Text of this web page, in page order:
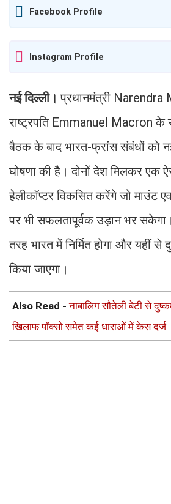
Facebook Profile
Instagram Profile
नई दिल्ली। प्रधानमंत्री
राष्ट्रपति Emmanuel Macron के
बैठक के बाद भारत-फ्रांस संबंधों को
घोषणा की है। दोनों देश मिलकर एक
हेलीकॉप्टर विकसित करेंगे जो माउंट
पर भी सफलतापूर्वक उड़ान भर
तरह भारत में निर्मित होगा और यहीं से
किया जाएगा।
Also Read -नाबालिग सौतेली बेटी से
खिलाफ पॉक्सो समेत कई धाराओं में केस दर्ज